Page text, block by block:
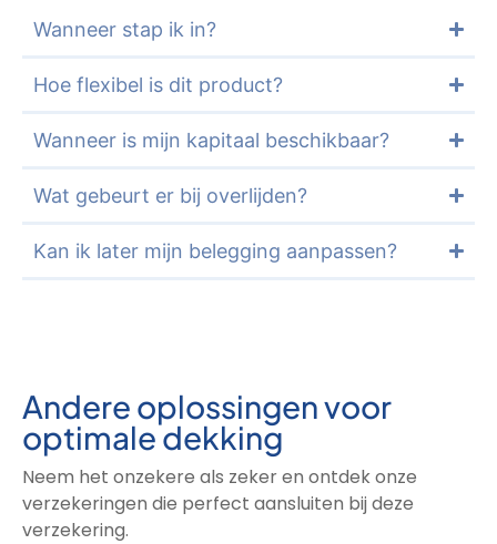
Wanneer stap ik in?
Hoe flexibel is dit product?
Wanneer is mijn kapitaal beschikbaar?
Wat gebeurt er bij overlijden?
Kan ik later mijn belegging aanpassen?
Andere oplossingen voor
optimale dekking
Neem het onzekere als zeker en ontdek onze
verzekeringen die perfect aansluiten bij deze
verzekering.